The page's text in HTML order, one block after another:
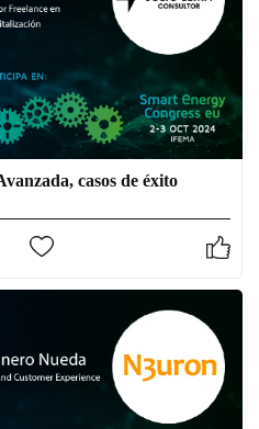
casos de éxito